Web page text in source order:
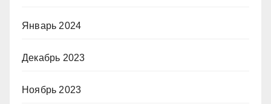
Январь 2024
Декабрь 2023
Ноябрь 2023